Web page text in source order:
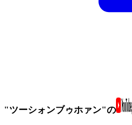
"ツーシォンブゥホァン"の